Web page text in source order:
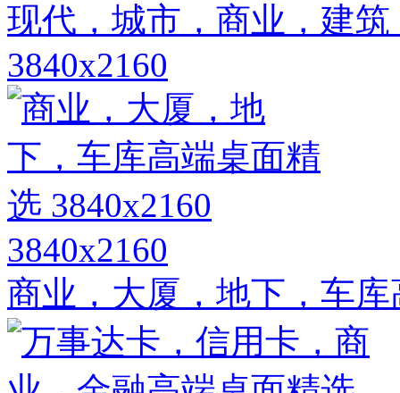
现代，城市，商业，建
3840x2160
3840x2160
商业，大厦，地下，车